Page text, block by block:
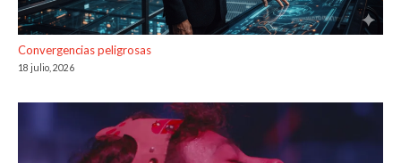
Convergencias peligrosas
18 julio, 2026